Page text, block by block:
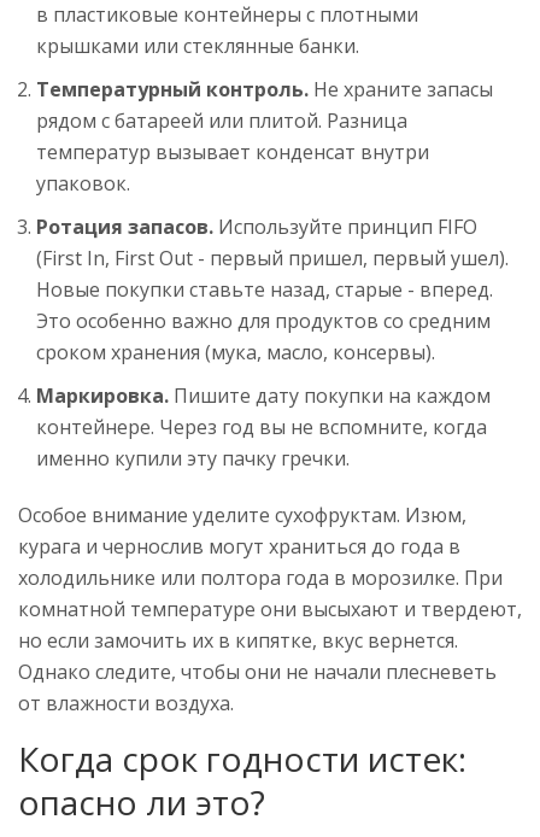
в пластиковые контейнеры с плотными
крышками или стеклянные банки.
Температурный контроль. Не храните запасы
рядом с батареей или плитой. Разница
температур вызывает конденсат внутри
упаковок.
Ротация запасов. Используйте принцип FIFO
(First In, First Out - первый пришел, первый ушел).
Новые покупки ставьте назад, старые - вперед.
Это особенно важно для продуктов со средним
сроком хранения (мука, масло, консервы).
Маркировка. Пишите дату покупки на каждом
контейнере. Через год вы не вспомните, когда
именно купили эту пачку гречки.
Особое внимание уделите сухофруктам. Изюм,
курага и чернослив могут храниться до года в
холодильнике или полтора года в морозилке. При
комнатной температуре они высыхают и твердеют,
но если замочить их в кипятке, вкус вернется.
Однако следите, чтобы они не начали плесневеть
от влажности воздуха.
Когда срок годности истек:
опасно ли это?